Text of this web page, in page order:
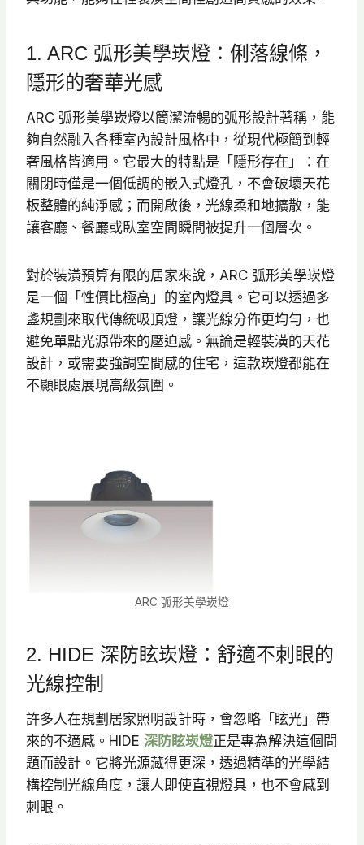
1. ARC 弧形美學崁燈：俐落線條，
隱形的奢華光感
ARC 弧形美學崁燈以簡潔流暢的弧形設計著稱，能
夠自然融入各種室內設計風格中，從現代極簡到輕
奢風格皆適用。它最大的特點是「隱形存在」：在
關閉時僅是一個低調的嵌入式燈孔，不會破壞天花
板整體的純淨感；而開啟後，光線柔和地擴散，能
讓客廳、餐廳或臥室空間瞬間被提升一個層次。
對於裝潢預算有限的居家來說，ARC 弧形美學崁燈
是一個「性價比極高」的室內燈具。它可以透過多
盞規劃來取代傳統吸頂燈，讓光線分佈更均勻，也
避免單點光源帶來的壓迫感。無論是輕裝潢的天花
設計，或需要強調空間感的住宅，這款崁燈都能在
不顯眼處展現高級氛圍。
ARC 弧形美學崁燈
2. HIDE 深防眩崁燈：舒適不刺眼的
光線控制
許多人在規劃居家照明設計時，會忽略「眩光」帶
來的不適感。HIDE 深防眩崁燈正是專為解決這個問
題而設計。它將光源藏得更深，透過精準的光學結
構控制光線角度，讓人即使直視燈具，也不會感到
刺眼。